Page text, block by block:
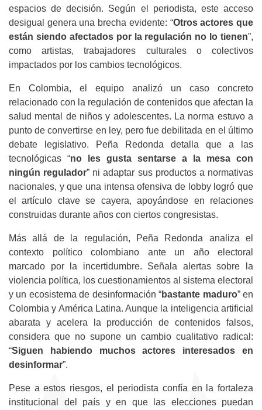
espacios de decisión. Según el periodista, este acceso
desigual genera una brecha evidente: “Otros actores que
están siendo afectados por la regulación no lo tienen”,
como artistas, trabajadores culturales o colectivos
impactados por los cambios tecnológicos.
En Colombia, el equipo analizó un caso concreto
relacionado con la regulación de contenidos que afectan la
salud mental de niños y adolescentes. La norma estuvo a
punto de convertirse en ley, pero fue debilitada en el último
debate legislativo. Peña Redonda detalla que a las
tecnológicas “no les gusta sentarse a la mesa con
ningún regulador” ni adaptar sus productos a normativas
nacionales, y que una intensa ofensiva de lobby logró que
el artículo clave se cayera, apoyándose en relaciones
construidas durante años con ciertos congresistas.
Más allá de la regulación, Peña Redonda analiza el
contexto político colombiano ante un año electoral
marcado por la incertidumbre. Señala alertas sobre la
violencia política, los cuestionamientos al sistema electoral
y un ecosistema de desinformación “bastante maduro” en
Colombia y América Latina. Aunque la inteligencia artificial
abarata y acelera la producción de contenidos falsos,
considera que no supone un cambio cualitativo radical:
“Siguen habiendo muchos actores interesados en
desinformar”.
Pese a estos riesgos, el periodista confía en la fortaleza
institucional del país y en que las elecciones puedan